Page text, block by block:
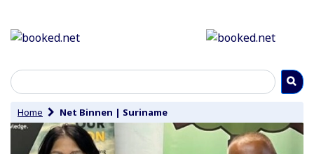
Home Net Binnen | Suriname